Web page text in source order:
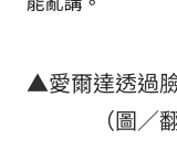
▲愛爾達透過
（圖／